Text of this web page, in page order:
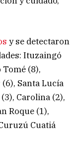
y se detectaron
Ituzaingó
Tomé (8),
Santa Lucía
(3), Carolina (2),
Roque (1),
Cuatiá